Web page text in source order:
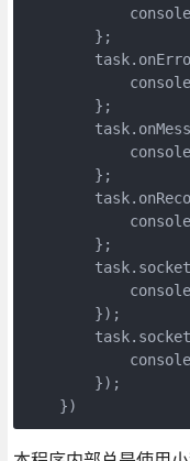
        };
        };
        };
        };
        });
        });
    })